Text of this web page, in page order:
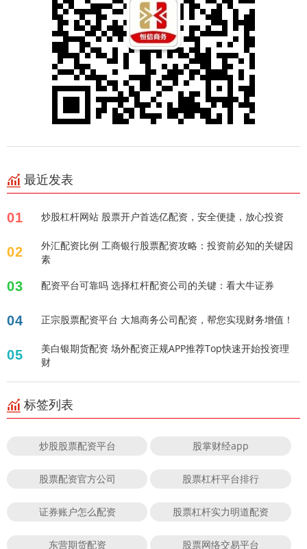
最近发表
01 炒股杠杆网站 股票开户首选亿配资，安全便捷，放心投资
02
外汇配资比例 工商银行股票配资攻略：投资前必知的关键因
素
03 配资平台可靠吗 选择杠杆配资公司的关键：看大牛证券
04 正宗股票配资平台 大旭商务公司配资，帮您实现财务增值！
05
美白银期货配资 场外配资正规APP推荐Top快速开始投资理
财
标签列表
炒股股票配资平台 股掌财经app
股票配资官方公司 股票杠杆平台排行
证券账户怎么配资 股票杠杆实力明道配资
东营期货配资 股票网络交易平台